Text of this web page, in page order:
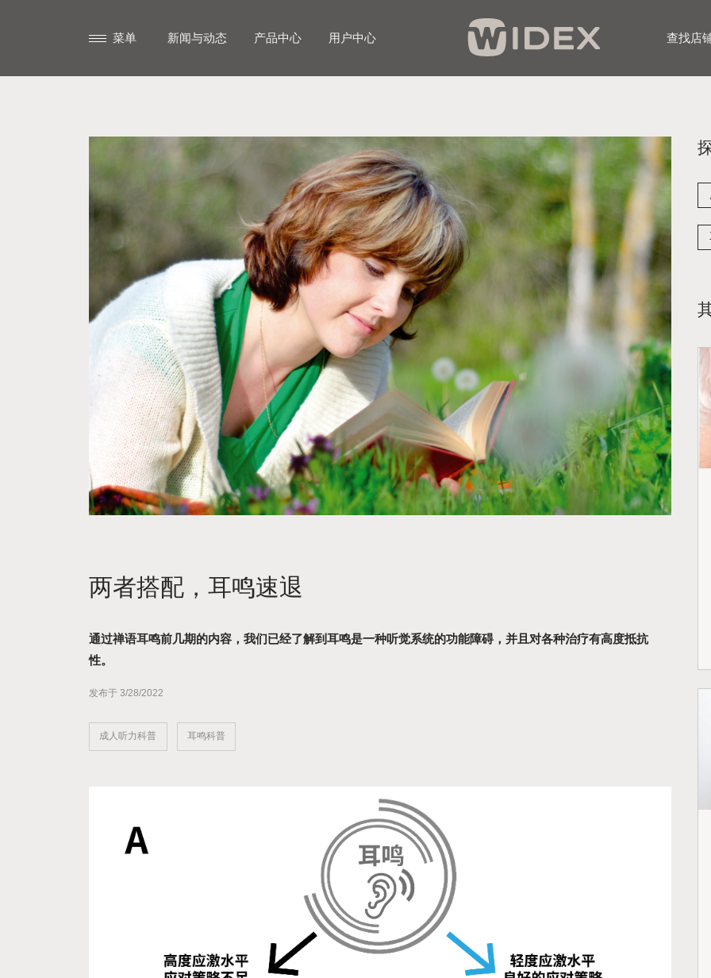
菜单 新闻与动态 产品中心 用户中心 查找店
两者搭配，耳鸣速退
通过禅语耳鸣前几期的内容，我们已经了解到耳鸣是一种听觉系统的功能障碍，并且对各种治疗有高度抵抗
性。
发布于 3/28/2022
成人听力科普 耳鸣科普